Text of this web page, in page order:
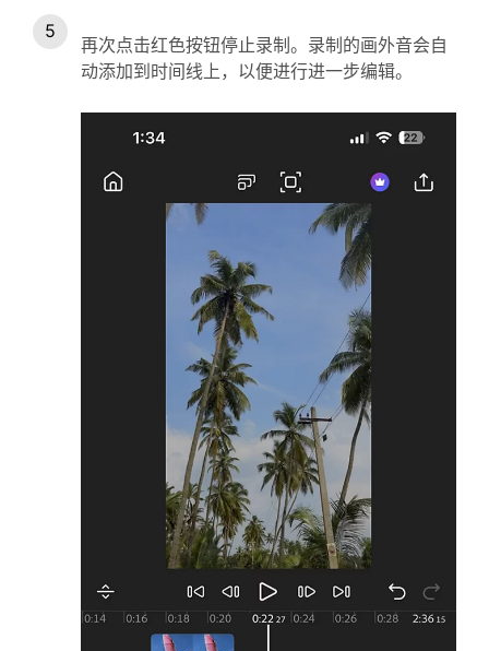
再次点击红色按钮停止录制。录制的画外音会自
动添加到时间线上，以便进行进一步编辑。